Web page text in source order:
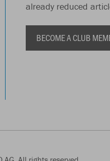
already reduced
BECOME A CLUB